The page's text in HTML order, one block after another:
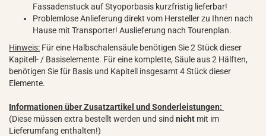
Fassadenstuck auf Styoporbasis kurzfristig lieferbar!
Problemlose Anlieferung direkt vom Hersteller zu Ihnen nach
Hause mit Transporter! Auslieferung nach Tourenplan.
Hinweis: Für eine Halbschalensäule benötigen Sie 2 Stück dieser
Kapitell- / Basiselemente. Für eine komplette, Säule aus 2 Hälften,
benötigen Sie für Basis und Kapitell insgesamt 4 Stück dieser
Elemente.
Informationen über Zusatzartikel und Sonderleistungen:
(Diese müssen extra bestellt werden und sind nicht mit im
Lieferumfang enthalten!)